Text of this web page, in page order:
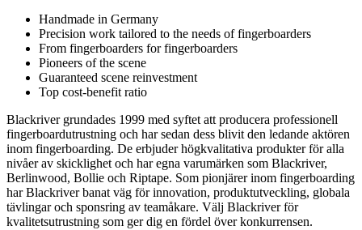
Handmade in Germany
Precision work tailored to the needs of fingerboarders
From fingerboarders for fingerboarders
Pioneers of the scene
Guaranteed scene reinvestment
Top cost-benefit ratio
Blackriver grundades 1999 med syftet att producera professionell
fingerboardutrustning och har sedan dess blivit den ledande aktören
inom fingerboarding. De erbjuder högkvalitativa produkter för alla
nivåer av skicklighet och har egna varumärken som Blackriver,
Berlinwood, Bollie och Riptape. Som pionjärer inom fingerboarding
har Blackriver banat väg för innovation, produktutveckling, globala
tävlingar och sponsring av teamåkare. Välj Blackriver för
kvalitetsutrustning som ger dig en fördel över konkurrensen.